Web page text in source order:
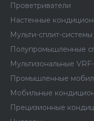
Проветриватели
Настенные
Мульти-сплит-системы
Полупромышленные
Мультизональные
Промышленные
Мобильные
Прецизионные